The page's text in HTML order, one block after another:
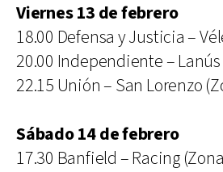
Viernes 13 de febrero
18.00 Defensa y Justicia –
20.00 Independiente – Lanús
22.15 Unión – San Lorenzo
Sábado 14 de febrero
17.30 Banfield – Racing